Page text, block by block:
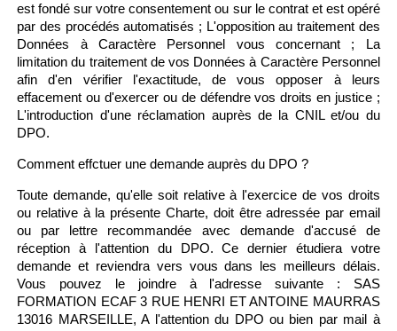
est fondé sur votre consentement ou sur le contrat et est opéré
par des procédés automatisés ; L'opposition au traitement des
Données à Caractère Personnel vous concernant ; La
limitation du traitement de vos Données à Caractère Personnel
afin d'en vérifier l'exactitude, de vous opposer à leurs
effacement ou d'exercer ou de défendre vos droits en justice ;
L'introduction d'une réclamation auprès de la CNIL et/ou du
DPO.
Comment effctuer une demande auprès du DPO ?
Toute demande, qu'elle soit relative à l'exercice de vos droits
ou relative à la présente Charte, doit être adressée par email
ou par lettre recommandée avec demande d'accusé de
réception à l'attention du DPO. Ce dernier étudiera votre
demande et reviendra vers vous dans les meilleurs délais.
Vous pouvez le joindre à l'adresse suivante : SAS
FORMATION ECAF 3 RUE HENRI ET ANTOINE MAURRAS
13016 MARSEILLE, A l'attention du DPO ou bien par mail à